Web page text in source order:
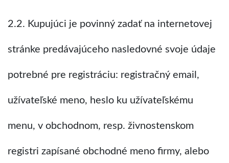
2.2. Kupujúci je povinný zadať na internetovej
stránke predávajúceho nasledovné svoje údaje
potrebné pre registráciu: registračný email,
užívateľské meno, heslo ku užívateľskému
menu, v obchodnom, resp. živnostenskom
registri zapísané obchodné meno firmy, alebo